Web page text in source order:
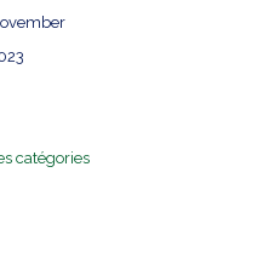
catégories